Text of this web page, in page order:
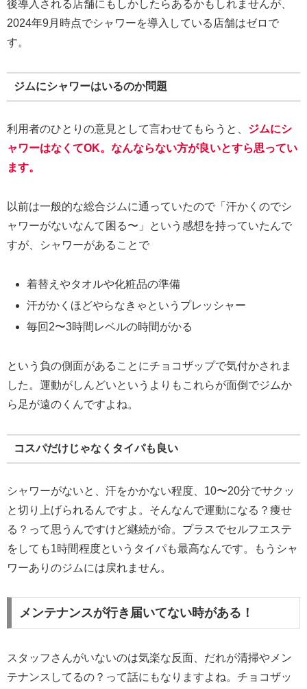
後導入される店舗にもしかしたらあるかもしれませんが、
2024年9月時点でシャワーを導入している店舗はゼロで
す。
ジムにシャワーはいるのか問題
利用者のひとりの意見として言わせてもらうと、 ジムにシ
ャワーはなくてOK。なんならない方が良いとすら思ってい
ます。
以前は一般的な総合ジムに通っていたので「汗かくのでシ
ャワーがないなんて困る〜」という感想を持っていたんで
すが、シャワーがあることで
着替えやタオルや化粧品の準備
汗がかくほどやらなきゃというプレッシャー
毎回2〜3時間レベルの時間がかる
という負の側面があることにチョコザップで気付かされま
した。運動がしんどいというよりもこれらが面倒でジムか
ら足が遠のくんですよね。
コスパだけじゃなくタイパも良い
シャワーがないと、汗をかかない程度、10〜20分でサクッ
と切り上げられるんですよ。そんなんで運動になる？痩せ
る？って思うんですけど継続が命。プラスでセルフエステ
をしても1時間程度というタイパも最高なんです。もうシャ
ワーありのジムには戻れません。
メンテナンスが行き届いてない時がある！
スタッフさんがいないのは気楽な反面、だれが清掃やメン
テナンスしてるの？って話にもなりますよね。チョコザッ